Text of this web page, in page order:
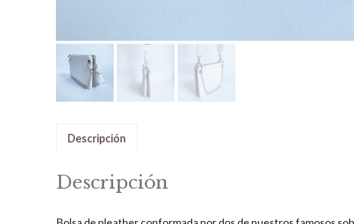
Descripción
Descripción